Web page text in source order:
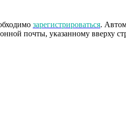
зарегистрироваться.
почты, указанному вверху